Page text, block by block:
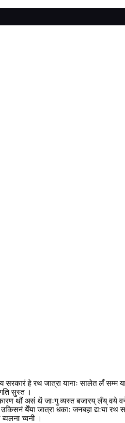
हे रथ जात्रा यानाः सालेत लँ सम्म
सुस्त ।
थौं असं थें जाःगु व्यस्त बजारय् लँय् वये
येँया जात्रा धकाः जनबहा द्यःया
च्वनी ।